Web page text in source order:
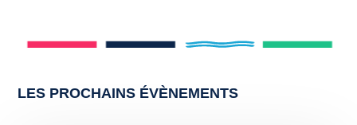
LES PROCHAINS ÉVÈNEMENTS